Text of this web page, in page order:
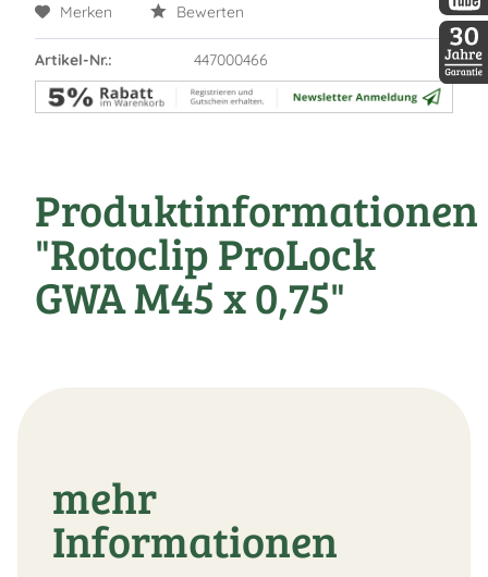
Merken Bewerten
Artikel-Nr.: 447000466
Produktinformationen
"Rotoclip ProLock
GWA M45 x 0,75"
mehr
Informationen
30